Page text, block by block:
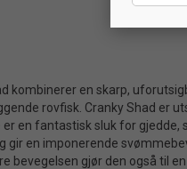
kombinerer en skarp,
rovfisk. Cranky Shad er
en fantastisk sluk for gjedde,
gir en imponerende
bevegelsen gjør den også til